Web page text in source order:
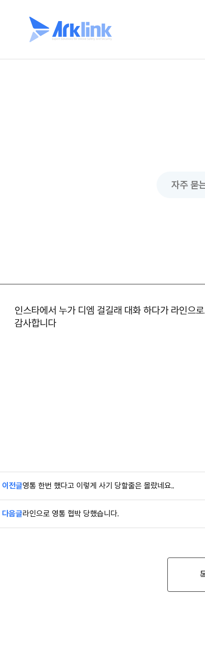
자주 묻
인스타에서 누가 디엠 걸길래 대화 하다가 라인으
감사합니다
이전글영통 한번 했다고 이렇게 사기 당할줄은 몰랐네요..
다음글라인으로 영통 협박 당했습니다.